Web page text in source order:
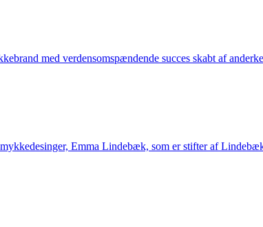
med verdensomspændende succes skabt af
Emma Lindebæk, som er stifter af